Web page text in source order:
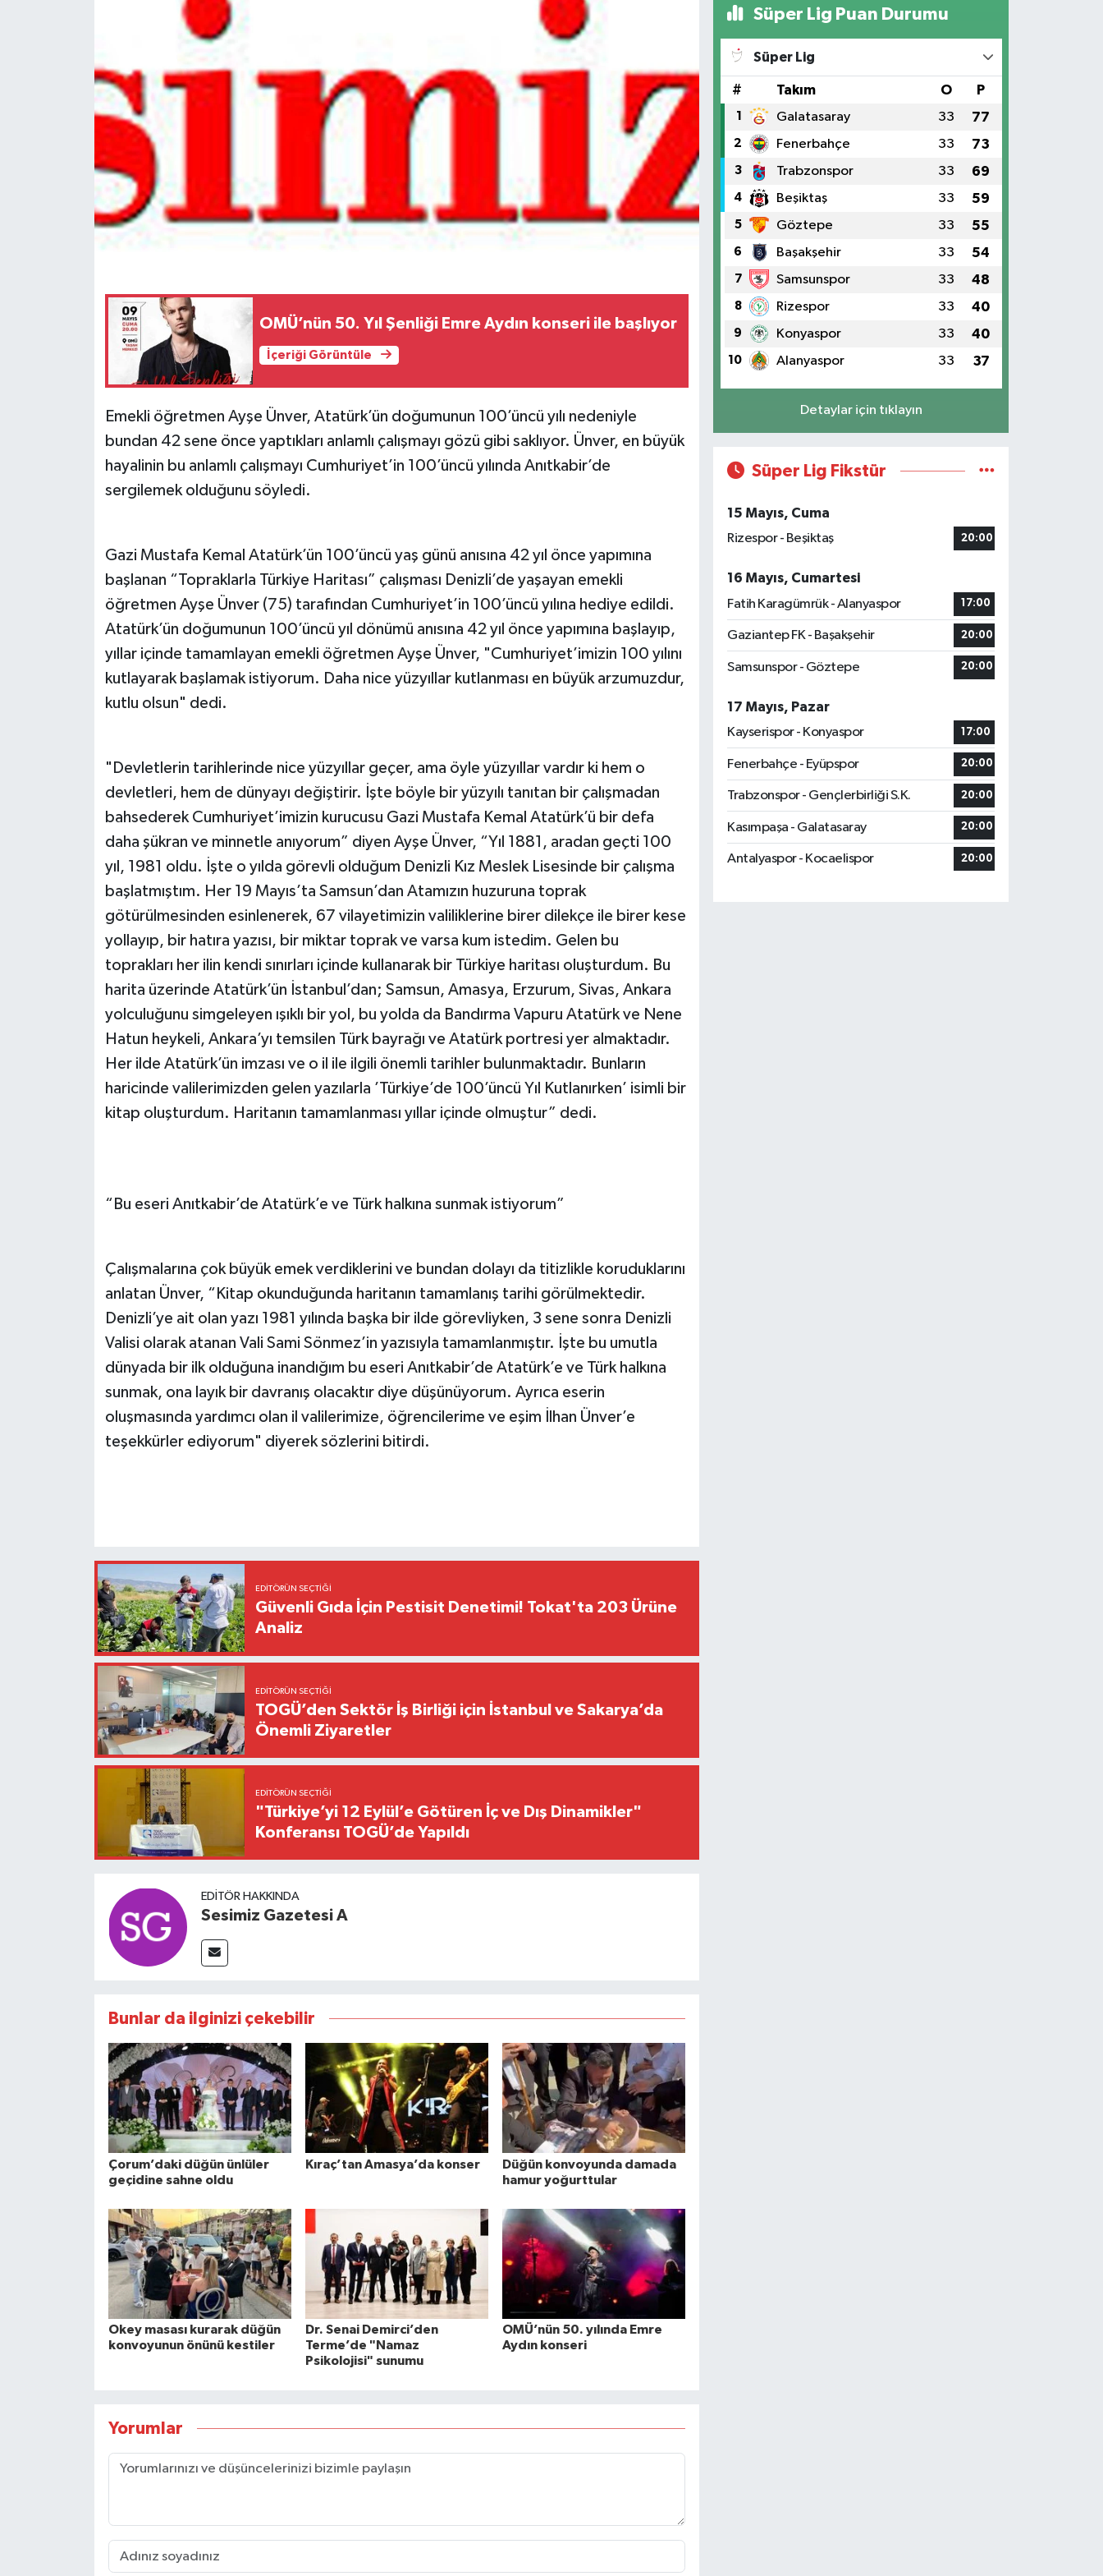
OMÜ’nün 50. Yıl Şenliği Emre Aydın konseri ile başlıyor
İçeriği Görüntüle
Emekli öğretmen Ayşe Ünver, Atatürk’ün doğumunun 100’üncü yılı nedeniyle
bundan 42 sene önce yaptıkları anlamlı çalışmayı gözü gibi saklıyor. Ünver, en büyük
hayalinin bu anlamlı çalışmayı Cumhuriyet’in 100’üncü yılında Anıtkabir’de
sergilemek olduğunu söyledi.
Gazi Mustafa Kemal Atatürk’ün 100’üncü yaş günü anısına 42 yıl önce yapımına
başlanan “Topraklarla Türkiye Haritası” çalışması Denizli’de yaşayan emekli
öğretmen Ayşe Ünver (75) tarafından Cumhuriyet’in 100’üncü yılına hediye edildi.
Atatürk’ün doğumunun 100’üncü yıl dönümü anısına 42 yıl önce yapımına başlayıp,
yıllar içinde tamamlayan emekli öğretmen Ayşe Ünver, "Cumhuriyet’imizin 100 yılını
kutlayarak başlamak istiyorum. Daha nice yüzyıllar kutlanması en büyük arzumuzdur,
kutlu olsun" dedi.
"Devletlerin tarihlerinde nice yüzyıllar geçer, ama öyle yüzyıllar vardır ki hem o
devletleri, hem de dünyayı değiştirir. İşte böyle bir yüzyılı tanıtan bir çalışmadan
bahsederek Cumhuriyet’imizin kurucusu Gazi Mustafa Kemal Atatürk’ü bir defa
daha şükran ve minnetle anıyorum” diyen Ayşe Ünver, “Yıl 1881, aradan geçti 100
yıl, 1981 oldu. İşte o yılda görevli olduğum Denizli Kız Meslek Lisesinde bir çalışma
başlatmıştım. Her 19 Mayıs’ta Samsun’dan Atamızın huzuruna toprak
götürülmesinden esinlenerek, 67 vilayetimizin valiliklerine birer dilekçe ile birer kese
yollayıp, bir hatıra yazısı, bir miktar toprak ve varsa kum istedim. Gelen bu
toprakları her ilin kendi sınırları içinde kullanarak bir Türkiye haritası oluşturdum. Bu
harita üzerinde Atatürk’ün İstanbul’dan; Samsun, Amasya, Erzurum, Sivas, Ankara
yolculuğunu simgeleyen ışıklı bir yol, bu yolda da Bandırma Vapuru Atatürk ve Nene
Hatun heykeli, Ankara’yı temsilen Türk bayrağı ve Atatürk portresi yer almaktadır.
Her ilde Atatürk’ün imzası ve o il ile ilgili önemli tarihler bulunmaktadır. Bunların
haricinde valilerimizden gelen yazılarla ’Türkiye’de 100’üncü Yıl Kutlanırken’ isimli bir
kitap oluşturdum. Haritanın tamamlanması yıllar içinde olmuştur” dedi.
“Bu eseri Anıtkabir’de Atatürk’e ve Türk halkına sunmak istiyorum”
Çalışmalarına çok büyük emek verdiklerini ve bundan dolayı da titizlikle koruduklarını
anlatan Ünver, “Kitap okunduğunda haritanın tamamlanış tarihi görülmektedir.
Denizli’ye ait olan yazı 1981 yılında başka bir ilde görevliyken, 3 sene sonra Denizli
Valisi olarak atanan Vali Sami Sönmez’in yazısıyla tamamlanmıştır. İşte bu umutla
dünyada bir ilk olduğuna inandığım bu eseri Anıtkabir’de Atatürk’e ve Türk halkına
sunmak, ona layık bir davranış olacaktır diye düşünüyorum. Ayrıca eserin
oluşmasında yardımcı olan il valilerimize, öğrencilerime ve eşim İlhan Ünver’e
teşekkürler ediyorum" diyerek sözlerini bitirdi.
EDITÖRÜN SEÇTIĞI
Güvenli Gıda İçin Pestisit Denetimi! Tokat'ta 203 Ürüne
Analiz
EDITÖRÜN SEÇTIĞI
TOGÜ’den Sektör İş Birliği için İstanbul ve Sakarya’da
Önemli Ziyaretler
EDITÖRÜN SEÇTIĞI
"Türkiye’yi 12 Eylül’e Götüren İç ve Dış Dinamikler"
Konferansı TOGÜ’de Yapıldı
EDITÖR HAKKINDA
Sesimiz Gazetesi A
Bunlar da ilginizi çekebilir
Çorum’daki düğün ünlüler
geçidine sahne oldu
Kıraç’tan Amasya’da konser
Düğün konvoyunda damada
hamur yoğurttular
Okey masası kurarak düğün
konvoyunun önünü kestiler
Dr. Senai Demirci’den
Terme’de "Namaz
Psikolojisi" sunumu
OMÜ’nün 50. yılında Emre
Aydın konseri
Yorumlar
Süper Lig Puan Durumu
Süper Lig
# Takım O P
1 Galatasaray 33 77
2 Fenerbahçe 33 73
3 Trabzonspor 33 69
4 Beşiktaş 33 59
5 Göztepe 33 55
6 Başakşehir 33 54
7 Samsunspor 33 48
8 Rizespor 33 40
9 Konyaspor 33 40
10 Alanyaspor 33 37
Detaylar için tıklayın
Süper Lig Fikstür
15 Mayıs, Cuma
Rizespor - Beşiktaş
20:00
16 Mayıs, Cumartesi
Fatih Karagümrük - Alanyaspor
17:00
Gaziantep FK - Başakşehir 20:00
Samsunspor - Göztepe 20:00
17 Mayıs, Pazar
Kayserispor - Konyaspor
17:00
Fenerbahçe - Eyüpspor 20:00
Trabzonspor - Gençlerbirliği S.K. 20:00
Kasımpaşa - Galatasaray 20:00
Antalyaspor - Kocaelispor 20:00
Teknoloji
Tokat Haberleri